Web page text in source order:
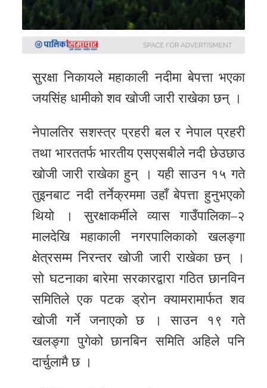
समाचार
अन्य
समाचार
Preeti
स्थानीय
English
सुरक्षा निकायले महाकाली नदीमा बेपत्ता भएका
जयसिंह धामीको शव खोजी जारी राखेका छन् ।
नेपालतिर सशस्त्र प्रहरी बल र नेपाल प्रहरी
तथा भारततर्फ भारतीय एसएसबीले नदी छेउछाउ
खोजी जारी राखेका हुन् । यही साउन १५ गते
तुइनबाट नदी तर्नेक्रममा उहाँ बेपत्ता हुनुभएको
थियो । सुरक्षाकर्मीले व्यास गाउँपालिका–२
मालदेखि महाकाली नगरपालिकाको खलङ्गा
क्षेत्रसम्म निरन्तर खोजी जारी राखेका छन् ।
सो घटनाका बारेमा सरकारद्वारा गठित छानविन
समितिले एक पटक ड्रोन क्यामरामार्फत शव
खोजी गर्ने जनाएको छ । साउन १९ गते
खलङ्गा पुगेको छानबिन समिति अहिले पनि
दार्चुलामै छ ।